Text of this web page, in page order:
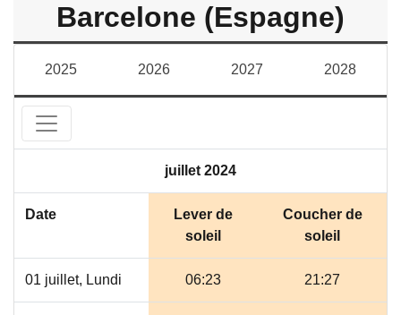
Barcelone (Espagne)
2025 2026 2027 2028
juillet 2024
Date
Lever de
soleil
Coucher de
soleil
01 juillet, Lundi 06:23 21:27